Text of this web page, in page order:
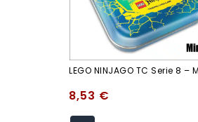
LEGO NINJAGO TC Serie 8 –
8,53 €